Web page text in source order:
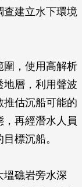
查建立水下環境
圍，使用高解析
地層，利用聲波
推估沉船可能的
再經潛水人員
標沉船。
塭礁岩旁水深